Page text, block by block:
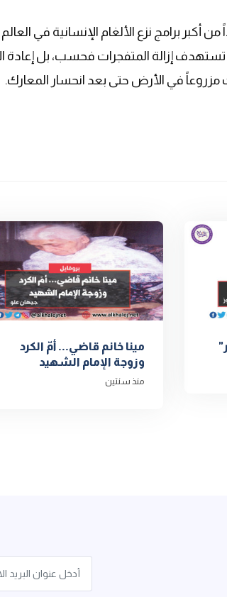
من أكبر برامج نزع الألغام الإنسانية في العالم
إزالة المتفجرات فحسب، بل إعادة
مزروعاً في الأرض حتى بعد انحسار المعارك.
مينا خانم قاضي... أمّ الكرد
وزوجة الإمام الشهيد
منذ سنتين